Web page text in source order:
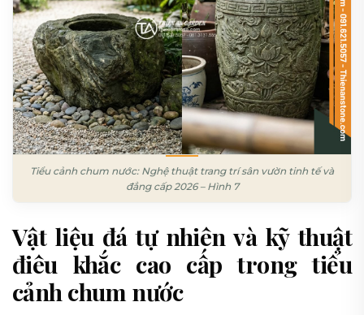
Tiểu cảnh chum nước: Nghệ thuật trang trí sân vườn tinh tế và
đẳng cấp 2026 – Hình 7
Vật liệu đá tự nhiên và kỹ thuật
điêu khắc cao cấp trong tiểu
cảnh chum nước